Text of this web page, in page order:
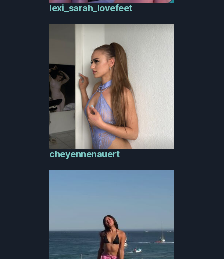
lexi_sarah_lovefeet
cheyennenauert